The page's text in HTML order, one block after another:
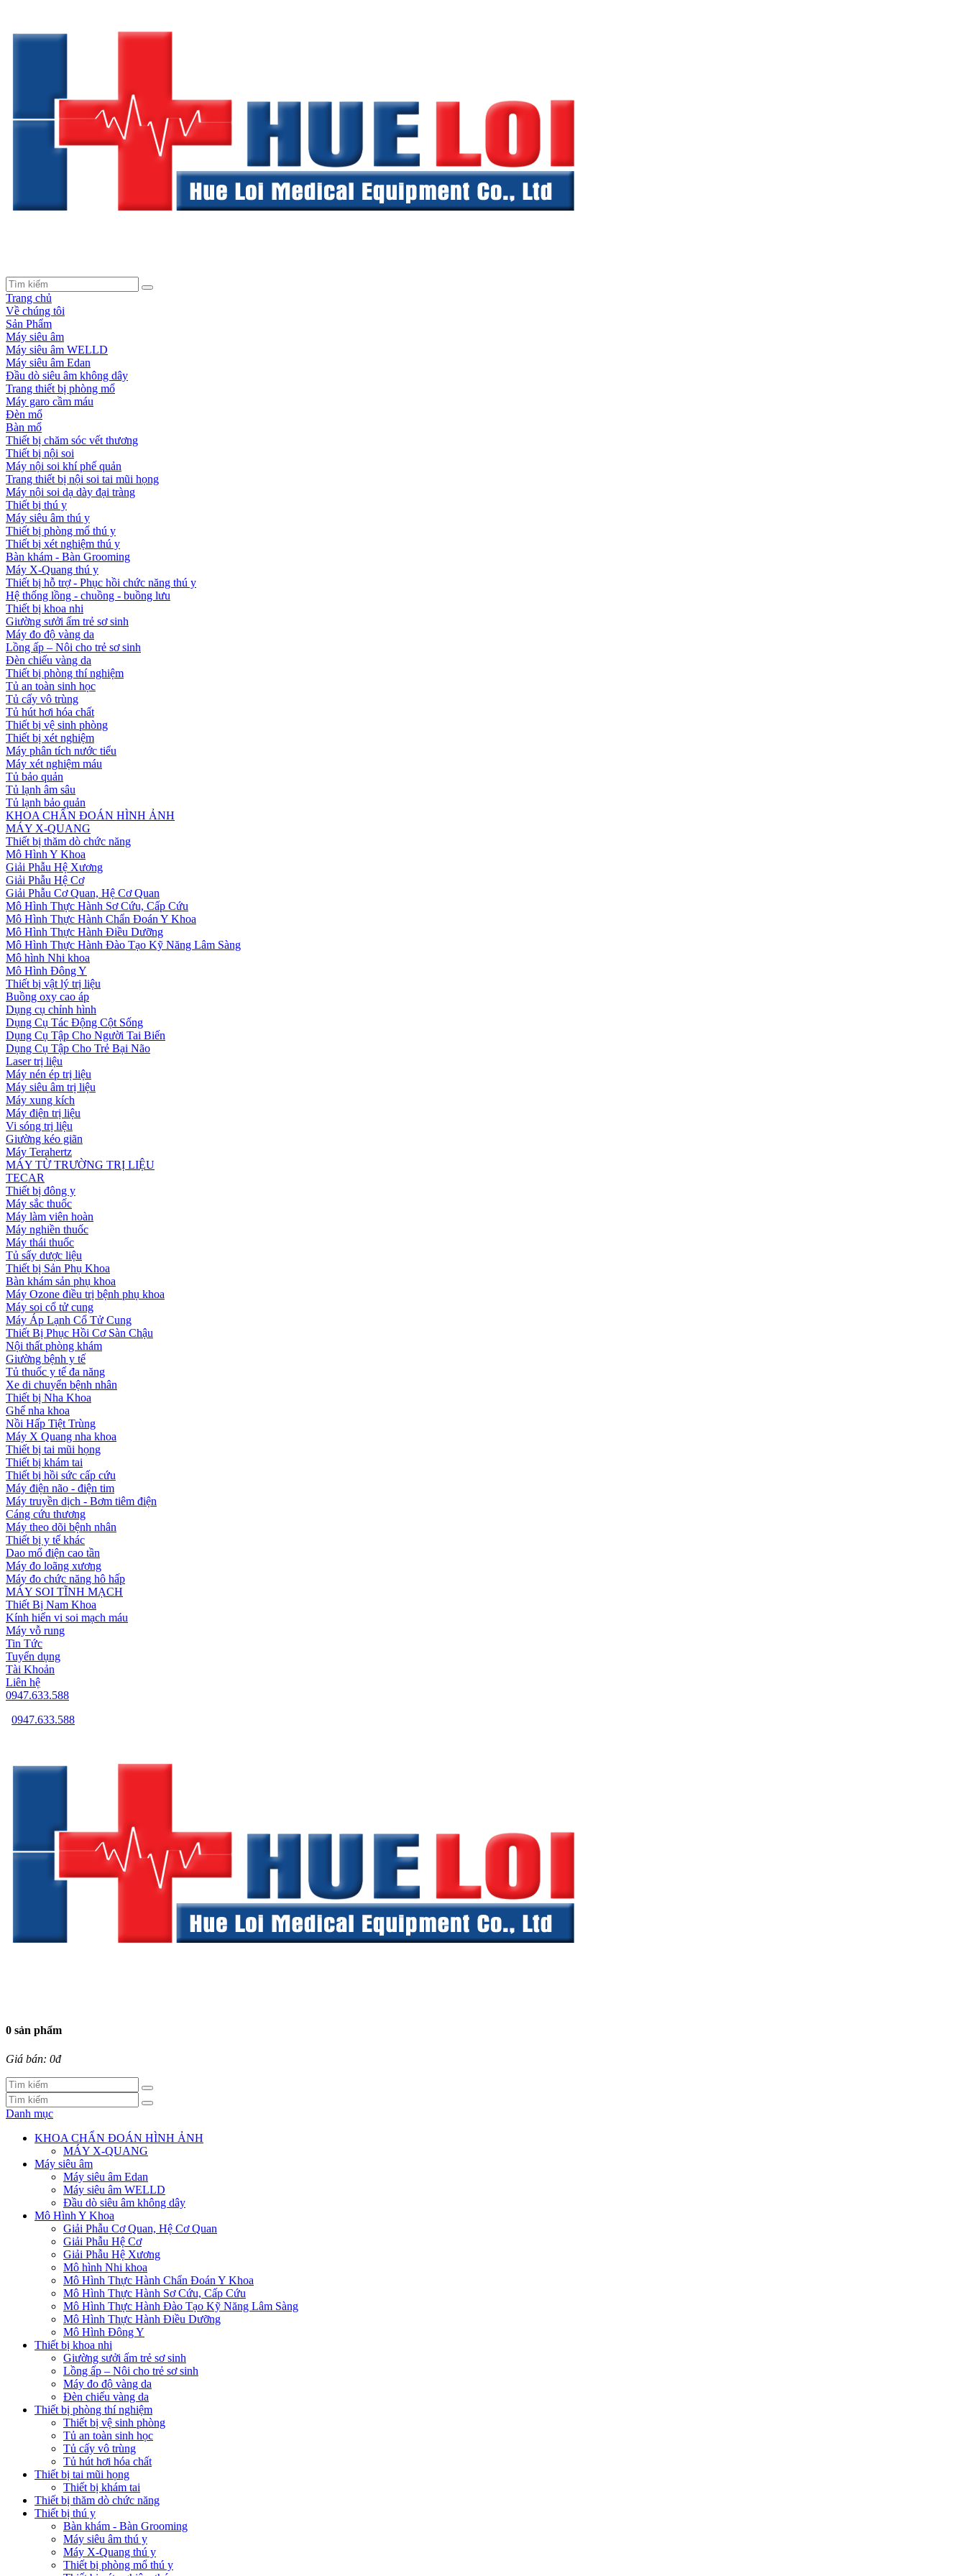
Trang chủ
Về chúng tôi
Sản Phẩm
Máy siêu âm
Máy siêu âm WELLD
Máy siêu âm Edan
Đầu dò siêu âm không dây
Trang thiết bị phòng mổ
Máy garo cầm máu
Đèn mổ
Bàn mổ
Thiết bị chăm sóc vết thương
Thiết bị nội soi
Máy nội soi khí phế quản
Trang thiết bị nội soi tai mũi họng
Máy nội soi dạ dày đại tràng
Thiết bị thú y
Máy siêu âm thú y
Thiết bị phòng mổ thú y
Thiết bị xét nghiệm thú y
Bàn khám - Bàn Grooming
Máy X-Quang thú y
Thiết bị hỗ trợ - Phục hồi chức năng thú y
Hệ thống lồng - chuồng - buồng lưu
Thiết bị khoa nhi
Giường sưởi ấm trẻ sơ sinh
Máy đo độ vàng da
Lồng ấp – Nôi cho trẻ sơ sinh
Đèn chiếu vàng da
Thiết bị phòng thí nghiệm
Tủ an toàn sinh học
Tủ cấy vô trùng
Tủ hút hơi hóa chất
Thiết bị vệ sinh phòng
Thiết bị xét nghiệm
Máy phân tích nước tiểu
Máy xét nghiệm máu
Tủ bảo quản
Tủ lạnh âm sâu
Tủ lạnh bảo quản
KHOA CHẨN ĐOÁN HÌNH ẢNH
MÁY X-QUANG
Thiết bị thăm dò chức năng
Mô Hình Y Khoa
Giải Phẫu Hệ Xương
Giải Phẫu Hệ Cơ
Giải Phẫu Cơ Quan, Hệ Cơ Quan
Mô Hình Thực Hành Sơ Cứu, Cấp Cứu
Mô Hình Thực Hành Chẩn Đoán Y Khoa
Mô Hình Thực Hành Điều Dưỡng
Mô Hình Thực Hành Đào Tạo Kỹ Năng Lâm Sàng
Mô hình Nhi khoa
Mô Hình Đông Y
Thiết bị vật lý trị liệu
Buồng oxy cao áp
Dụng cụ chỉnh hình
Dụng Cụ Tác Động Cột Sống
Dụng Cụ Tập Cho Người Tai Biến
Dụng Cụ Tập Cho Trẻ Bại Não
Laser trị liệu
Máy nén ép trị liệu
Máy siêu âm trị liệu
Máy xung kích
Máy điện trị liệu
Vi sóng trị liệu
Giường kéo giãn
Máy Terahertz
MÁY TỪ TRƯỜNG TRỊ LIỆU
TECAR
Thiết bị đông y
Máy sắc thuốc
Máy làm viên hoàn
Máy nghiền thuốc
Máy thái thuốc
Tủ sấy dược liệu
Thiết bị Sản Phụ Khoa
Bàn khám sản phụ khoa
Máy Ozone điều trị bệnh phụ khoa
Máy soi cổ tử cung
Máy Áp Lạnh Cổ Tử Cung
Thiết Bị Phục Hồi Cơ Sàn Chậu
Nội thất phòng khám
Giường bệnh y tế
Tủ thuốc y tế đa năng
Xe di chuyển bệnh nhân
Thiết bị Nha Khoa
Ghế nha khoa
Nồi Hấp Tiệt Trùng
Máy X Quang nha khoa
Thiết bị tai mũi họng
Thiết bị khám tai
Thiết bị hồi sức cấp cứu
Máy điện não - điện tim
Máy truyền dịch - Bơm tiêm điện
Cáng cứu thương
Máy theo dõi bệnh nhân
Thiết bị y tế khác
Dao mổ điện cao tần
Máy đo loãng xương
Máy đo chức năng hô hấp
MÁY SOI TĨNH MẠCH
Thiết Bị Nam Khoa
Kính hiển vi soi mạch máu
Máy vỗ rung
Tin Tức
Tuyển dụng
Tài Khoản
Liên hệ
0947.633.588
0947.633.588
0 sản phẩm
Giá bán: 0đ
Danh mục
KHOA CHẨN ĐOÁN HÌNH ẢNH
MÁY X-QUANG
Máy siêu âm
Máy siêu âm Edan
Máy siêu âm WELLD
Đầu dò siêu âm không dây
Mô Hình Y Khoa
Giải Phẫu Cơ Quan, Hệ Cơ Quan
Giải Phẫu Hệ Cơ
Giải Phẫu Hệ Xương
Mô hình Nhi khoa
Mô Hình Thực Hành Chẩn Đoán Y Khoa
Mô Hình Thực Hành Sơ Cứu, Cấp Cứu
Mô Hình Thực Hành Đào Tạo Kỹ Năng Lâm Sàng
Mô Hình Thực Hành Điều Dưỡng
Mô Hình Đông Y
Thiết bị khoa nhi
Giường sưởi ấm trẻ sơ sinh
Lồng ấp – Nôi cho trẻ sơ sinh
Máy đo độ vàng da
Đèn chiếu vàng da
Thiết bị phòng thí nghiệm
Thiết bị vệ sinh phòng
Tủ an toàn sinh học
Tủ cấy vô trùng
Tủ hút hơi hóa chất
Thiết bị tai mũi họng
Thiết bị khám tai
Thiết bị thăm dò chức năng
Thiết bị thú y
Bàn khám - Bàn Grooming
Máy siêu âm thú y
Máy X-Quang thú y
Thiết bị phòng mổ thú y